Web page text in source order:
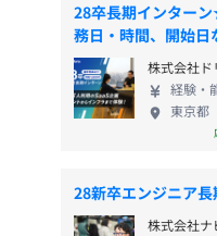
28卒長期インター
務日・時間、開始日
株式会社ド
経験・
東京都
28新卒エンジニア